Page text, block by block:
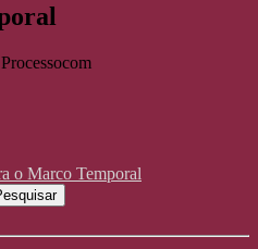
o Marco Temporal